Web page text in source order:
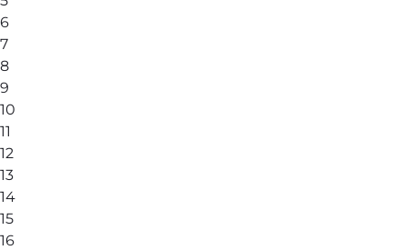
6
7
8
9
10
11
12
13
14
15
16